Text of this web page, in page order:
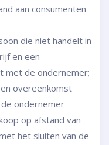
aan consumenten
die niet handelt in
en een
met de ondernemer;
overeenkomst
ondernemer
op afstand van
het sluiten van de